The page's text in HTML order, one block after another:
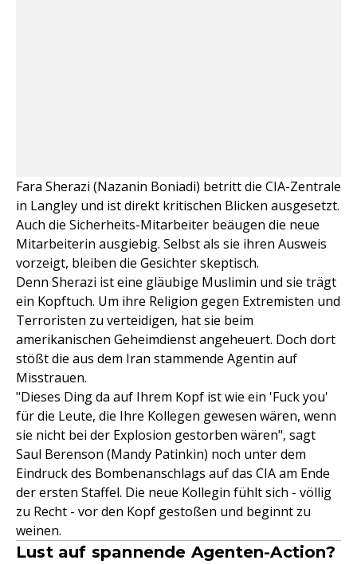
Fara Sherazi (Nazanin Boniadi) betritt die CIA-Zentrale
in Langley und ist direkt kritischen Blicken ausgesetzt.
Auch die Sicherheits-Mitarbeiter beäugen die neue
Mitarbeiterin ausgiebig. Selbst als sie ihren Ausweis
vorzeigt, bleiben die Gesichter skeptisch.
Denn Sherazi ist eine gläubige Muslimin und sie trägt
ein Kopftuch. Um ihre Religion gegen Extremisten und
Terroristen zu verteidigen, hat sie beim
amerikanischen Geheimdienst angeheuert. Doch dort
stößt die aus dem Iran stammende Agentin auf
Misstrauen.
"Dieses Ding da auf Ihrem Kopf ist wie ein 'Fuck you'
für die Leute, die Ihre Kollegen gewesen wären, wenn
sie nicht bei der Explosion gestorben wären", sagt
Saul Berenson (Mandy Patinkin) noch unter dem
Eindruck des Bombenanschlags auf das CIA am Ende
der ersten Staffel. Die neue Kollegin fühlt sich - völlig
zu Recht - vor den Kopf gestoßen und beginnt zu
weinen.
Lust auf spannende Agenten-Action?